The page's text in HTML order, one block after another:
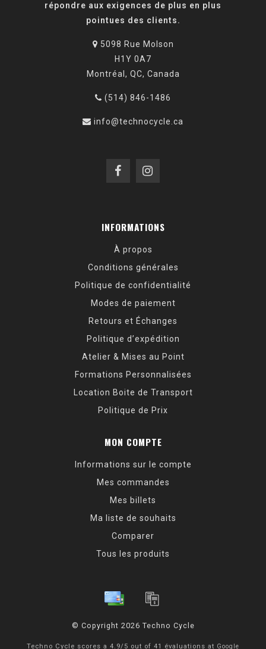
répondre aux exigences de plus en plus
pointues des clients.
5098 Rue Molson
H1Y 0A7
Montréal, QC, Canada
(514) 846-1486
info@technocycle.ca
INFORMATIONS
À propos
Conditions générales
Politique de confidentialité
Modes de paiement
Retours et Échanges
Politique d’expédition
Atelier & Mises au Point
Formations Personnalisées
Location Boite de Transport
Politique de Prix
MON COMPTE
Informations sur le compte
Mes commandes
Mes billets
Ma liste de souhaits
Comparer
Tous les produits
© Copyright 2026 Techno Cycle
Techno Cycle scores a 4.9/ 5 out of 41 évaluations at Google